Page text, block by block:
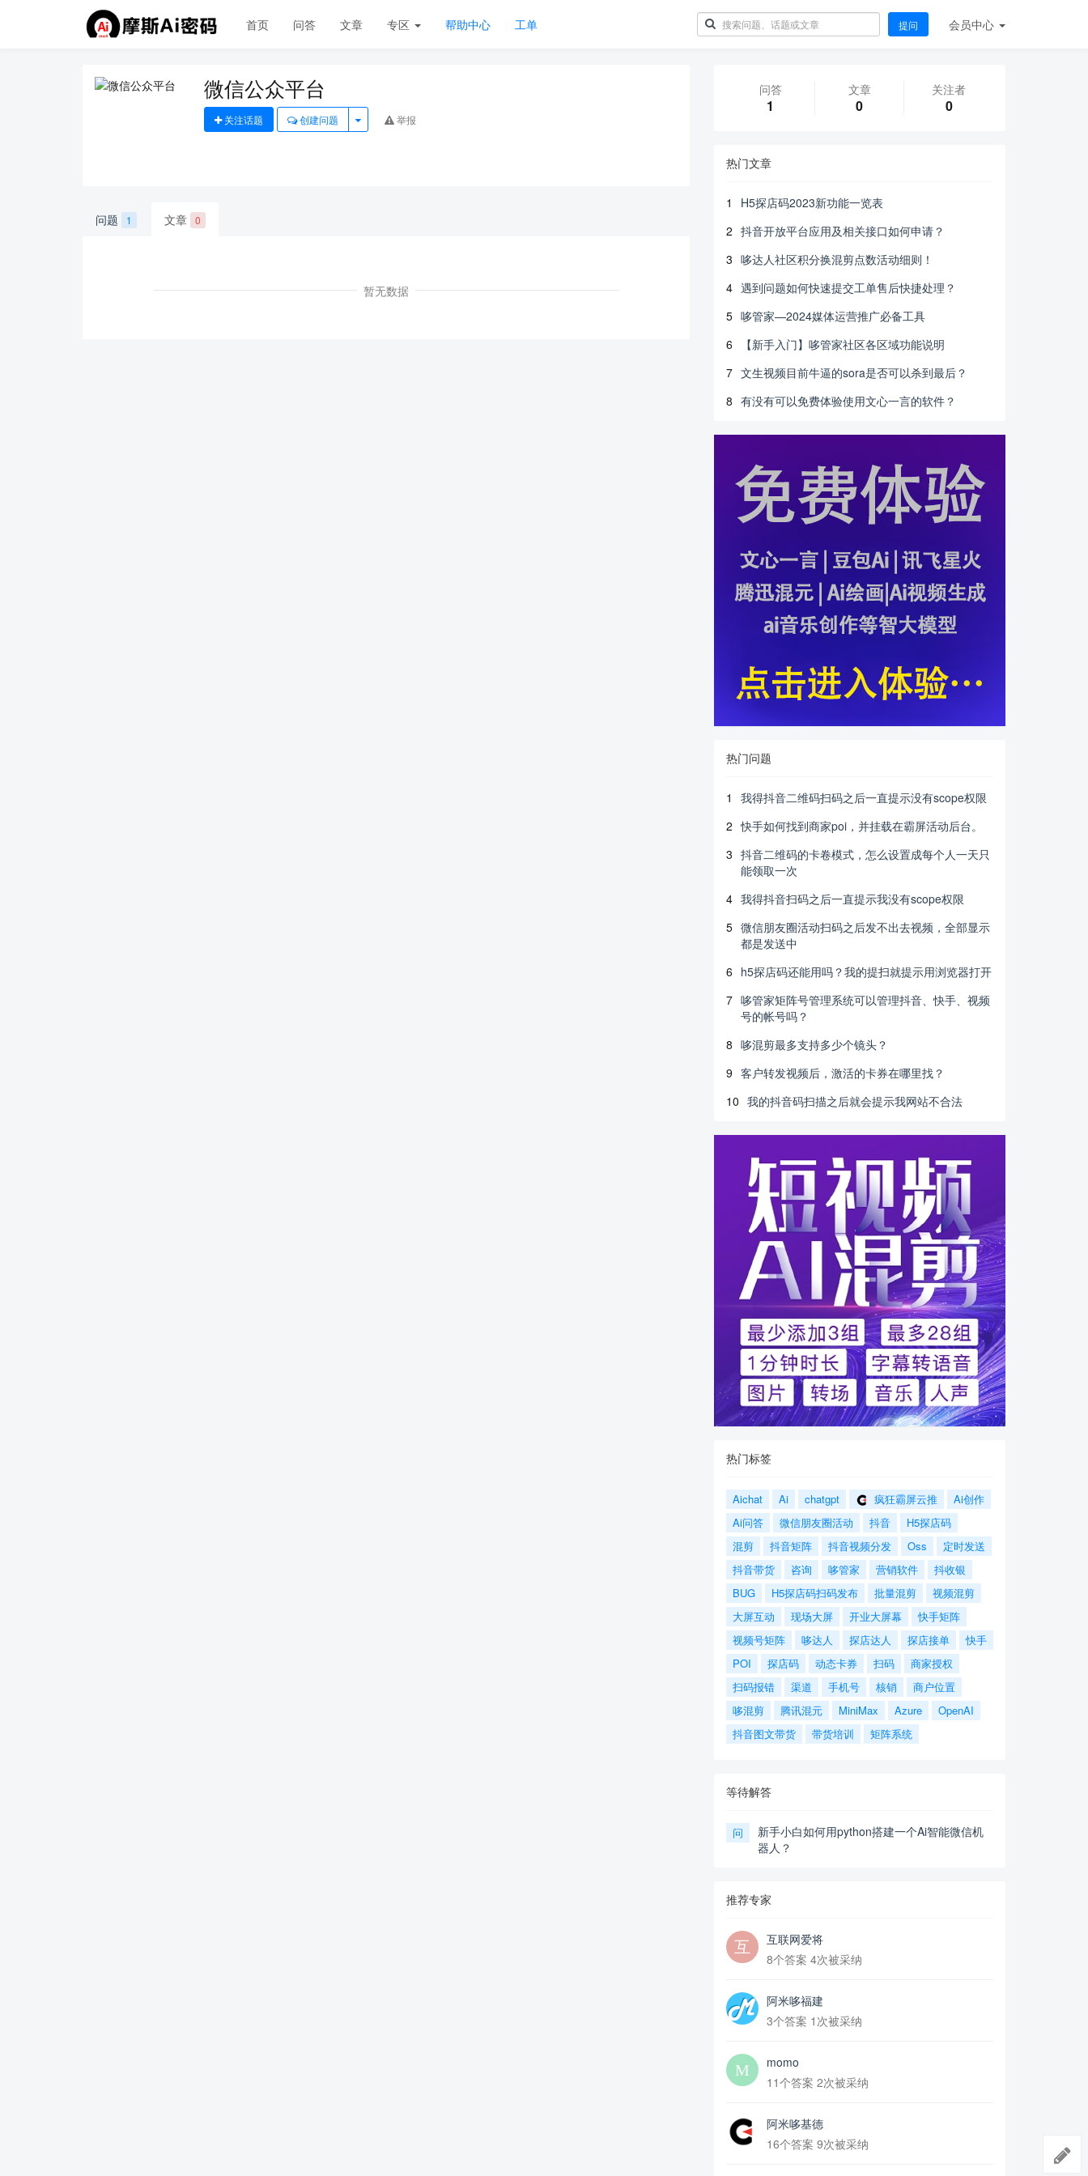
首页 问答 文章 专区 帮助中心 工单 提问 会员中心
微信公众平台
关注话题 创建问题 举报
问题 1 文章 0
暂无数据
问答
1
文章
0
关注者
0
热门文章
1
H5探店码2023新功能一览表
2 抖音开放平台应用及相关接口如何申请？
3 哆达人社区积分换混剪点数活动细则！
4 遇到问题如何快速提交工单售后快捷处理？
5 哆管家—2024媒体运营推广必备工具
6
【新手入门】哆管家社区各区域功能说明
7 文生视频目前牛逼的sora是否可以杀到最后？
8 有没有可以免费体验使用文心一言的软件？
热门问题
1
我得抖音二维码扫码之后一直提示没有scope权限
2 快手如何找到商家poi，并挂载在霸屏活动后台。
3 抖音二维码的卡卷模式，怎么设置成每个人一天只
能领取一次
4 我得抖音扫码之后一直提示我没有scope权限
5 微信朋友圈活动扫码之后发不出去视频，全部显示
都是发送中
6 h5探店码还能用吗？我的提扫就提示用浏览器打开
7 哆管家矩阵号管理系统可以管理抖音、快手、视频
号的帐号吗？
8 哆混剪最多支持多少个镜头？
9 客户转发视频后，激活的卡券在哪里找？
10 我的抖音码扫描之后就会提示我网站不合法
热门标签
Aichat Ai chatgpt 疯狂霸屏云推
Ai创作
Ai问答
微信朋友圈活动 抖音
H5探店码
混剪
抖音矩阵 抖音视频分发 Oss
定时发送
抖音带货
咨询 哆管家 营销软件
抖收银
BUG
H5探店码扫码发布 批量混剪
视频混剪
大屏互动
现场大屏 开业大屏幕
快手矩阵
视频号矩阵
哆达人 探店达人 探店接单
快手
POI
探店码 动态卡券 扫码
商家授权
扫码报错
渠道 手机号 核销
商户位置
哆混剪
腾讯混元 MiniMax Azure
OpenAI
抖音图文带货
带货培训 矩阵系统
等待解答
问
新手小白如何用python搭建一个Ai智能微信机
器人？
推荐专家
互联网爱将
8个答案 4次被采纳
阿米哆福建
3个答案 1次被采纳
momo
11个答案 2次被采纳
阿米哆基德
16个答案 9次被采纳